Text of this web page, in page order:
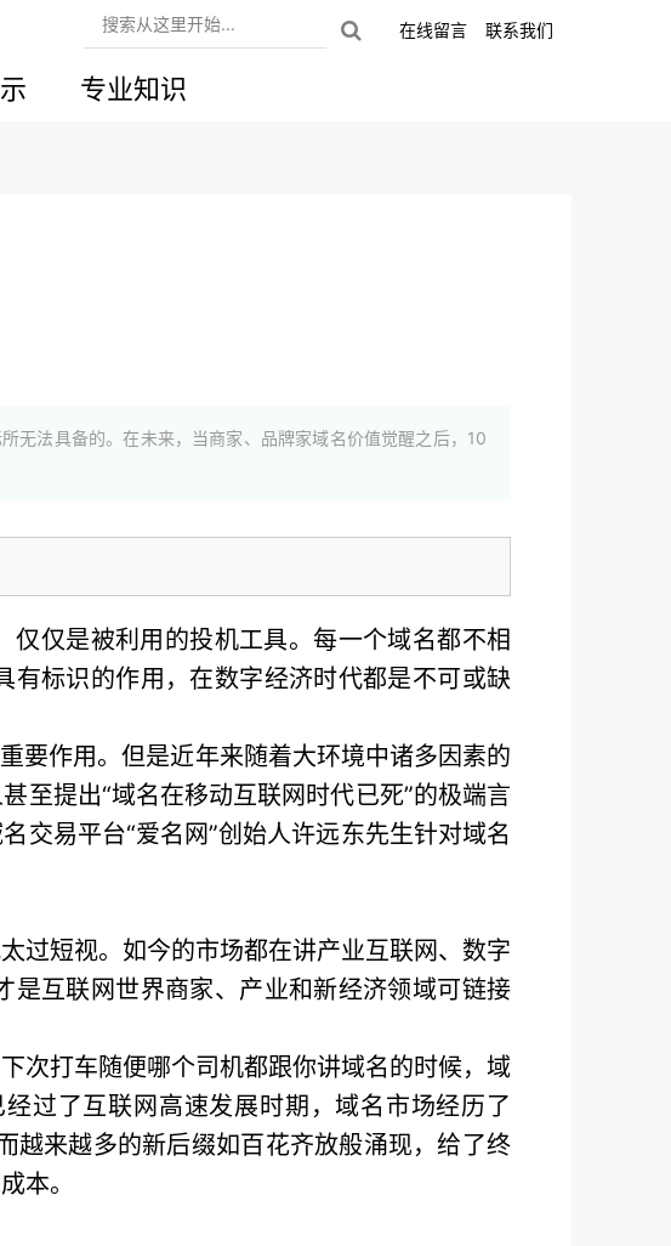
在线留言 联系我们
专业知识
无法具备的。在未来，当商家、品牌家域名价值觉醒之后，10
仅是被利用的投机工具。每一个域名都不相
有标识的作用，在数字经济时代都是不可或缺
要作用。但是近年来随着大环境中诸多因素的
至提出“域名在移动互联网时代已死”的极端言
交易平台“爱名网”创始人许远东先生针对域名
过短视。如今的市场都在讲产业互联网、数字
互联网世界商家、产业和新经济领域可链接
次打车随便哪个司机都跟你讲域名的时候，域
过了互联网高速发展时期，域名市场经历了
越来越多的新后缀如百花齐放般涌现，给了终
本。